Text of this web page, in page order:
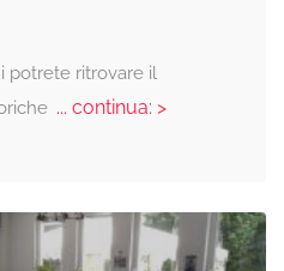
potrete ritrovare il
... continua: >